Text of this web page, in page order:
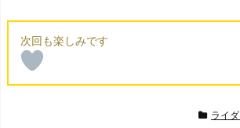
ライ